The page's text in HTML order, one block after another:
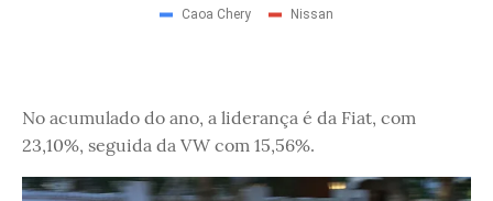
No acumulado do ano, a liderança é da Fiat, com
23,10%, seguida da VW com 15,56%.